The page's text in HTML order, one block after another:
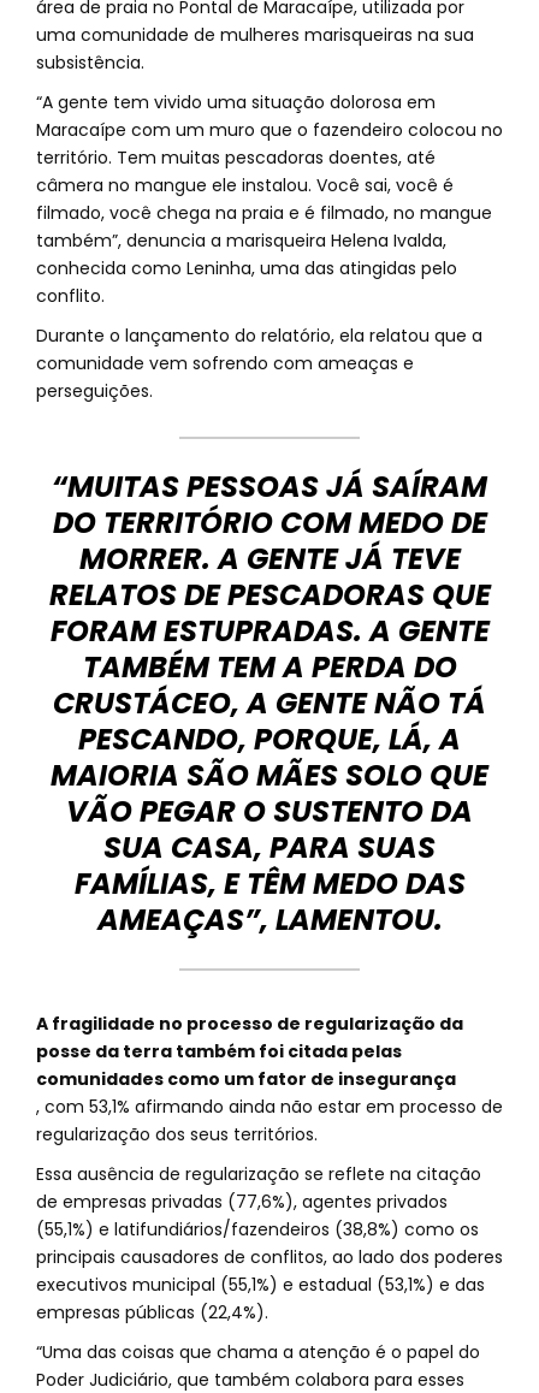
área de praia no Pontal de Maracaípe, utilizada por
uma comunidade de mulheres marisqueiras na sua
subsistência.
“A gente tem vivido uma situação dolorosa em
Maracaípe com um muro que o fazendeiro colocou no
território. Tem muitas pescadoras doentes, até
câmera no mangue ele instalou. Você sai, você é
filmado, você chega na praia e é filmado, no mangue
também”, denuncia a marisqueira Helena Ivalda,
conhecida como Leninha, uma das atingidas pelo
conflito.
Durante o lançamento do relatório, ela relatou que a
comunidade vem sofrendo com ameaças e
perseguições.
“MUITAS PESSOAS JÁ SAÍRAM
DO TERRITÓRIO COM MEDO DE
MORRER. A GENTE JÁ TEVE
RELATOS DE PESCADORAS QUE
FORAM ESTUPRADAS. A GENTE
TAMBÉM TEM A PERDA DO
CRUSTÁCEO, A GENTE NÃO TÁ
PESCANDO, PORQUE, LÁ, A
MAIORIA SÃO MÃES SOLO QUE
VÃO PEGAR O SUSTENTO DA
SUA CASA, PARA SUAS
FAMÍLIAS, E TÊM MEDO DAS
AMEAÇAS”, LAMENTOU.
A fragilidade no processo de regularização da
posse da terra também foi citada pelas
comunidades como um fator de insegurança
, com 53,1% afirmando ainda não estar em processo de
regularização dos seus territórios.
Essa ausência de regularização se reflete na citação
de empresas privadas (77,6%), agentes privados
(55,1%) e latifundiários/fazendeiros (38,8%) como os
principais causadores de conflitos, ao lado dos poderes
executivos municipal (55,1%) e estadual (53,1%) e das
empresas públicas (22,4%).
“Uma das coisas que chama a atenção é o papel do
Poder Judiciário, que também colabora para esses